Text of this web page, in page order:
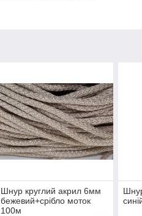
Шнур круглий акрил 6мм
бежевий+срібло моток
100м